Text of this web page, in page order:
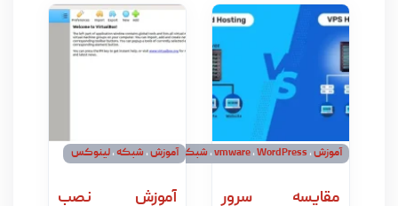
vmware،WordPress ،شبکه
سرور
آموزش،شبکه،لینوکس
آموزش نصب